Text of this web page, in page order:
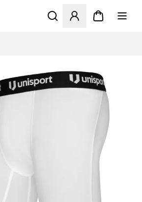
Öffnet ein neues Fenster